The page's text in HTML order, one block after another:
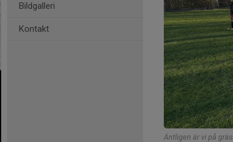
Bildgalleri
Kontakt
Äntligen är vi på gräs..